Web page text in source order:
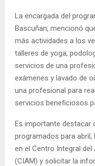
La encargada del
Bascuñan, mencionó
más actividades a los
talleres de yoga,
servicios de una
exámenes y lavado de
una profesional para
servicios beneficiosos
Es importante destacar
programados para
en el Centro Integral
(CIAM) y solicitar la